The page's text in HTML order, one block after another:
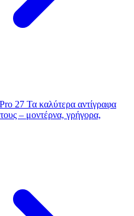
27 Τα καλύτερα αντίγραφα
– μοντέρνα, γρήγορα,